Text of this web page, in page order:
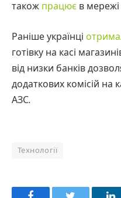
також працює в мережі
Раніше українці
готівку на касі
від низки банків
додаткових комісій на
АЗС.
Технології
Facebook